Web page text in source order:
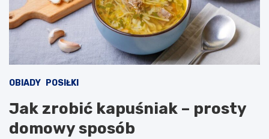
OBIADY POSIŁKI
Jak zrobić kapuśniak – prosty
domowy sposób